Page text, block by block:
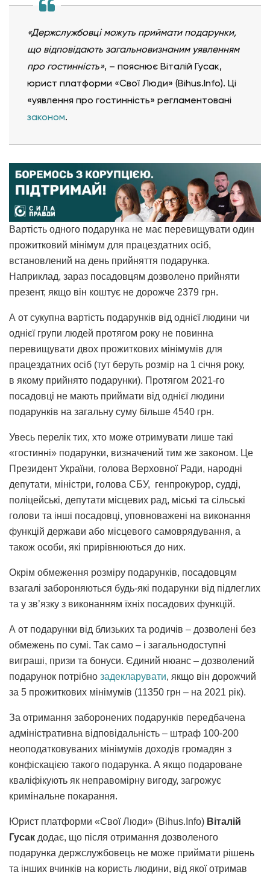
«Держслужбовці можуть приймати подарунки,
що відповідають загальновизнаним уявленням
про гостинність», – пояснює Віталій Гусак,
юрист платформи «Свої Люди» (Bihus.Info). Ці
«уявлення про гостинність» регламентовані
законом.
Вартість одного подарунка не має перевищувати один
прожитковий мінімум для працездатних осіб,
встановлений на день прийняття подарунка.
Наприклад, зараз посадовцям дозволено прийняти
презент, якщо він коштує не дорожче 2379 грн.
А от сукупна вартість подарунків від однієї людини чи
однієї групи людей протягом року не повинна
перевищувати двох прожиткових мінімумів для
працездатних осіб (тут беруть розмір на 1 січня року,
в якому прийнято подарунки). Протягом 2021-го
посадовці не мають приймати від однієї людини
подарунків на загальну суму більше 4540 грн.
Увесь перелік тих, хто може отримувати лише такі
«гостинні» подарунки, визначений тим же законом. Це
Президент України, голова Верховної Ради, народні
депутати, міністри, голова СБУ, генпрокурор, судді,
поліцейські, депутати місцевих рад, міські та сільські
голови та інші посадовці, уповноважені на виконання
функцій держави або місцевого самоврядування, а
також особи, які прирівнюються до них.
Окрім обмеження розміру подарунків, посадовцям
взагалі забороняються будь-які подарунки від підлеглих
та у зв’язку з виконанням їхніх посадових функцій.
А от подарунки від близьких та родичів – дозволені без
обмежень по сумі. Так само – і загальнодоступні
виграші, призи та бонуси. Єдиний нюанс – дозволений
подарунок потрібно задекларувати, якщо він дорожчий
за 5 прожиткових мінімумів (11350 грн – на 2021 рік).
За отримання заборонених подарунків передбачена
адміністративна відповідальність – штраф 100-200
неоподатковуваних мінімумів доходів громадян з
конфіскацією такого подарунка. А якщо подароване
кваліфікують як неправомірну вигоду, загрожує
кримінальне покарання.
Юрист платформи «Свої Люди» (Bihus.Info) Віталій
Гусак додає, що після отримання дозволеного
подарунка держслужбовець не може приймати рішень
та інших вчинків на користь людини, від якої отримав